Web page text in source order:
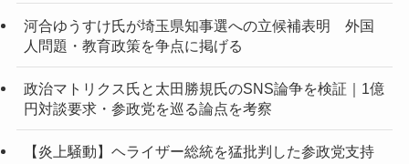
河合ゆうすけ氏が埼玉県知事選への立候補表明 外国
人問題・教育政策を争点に掲げる
政治マトリクス氏と太田勝規氏のSNS論争を検証｜1億
円対談要求・参政党を巡る論点を考察
【炎上騒動】ヘライザー総統を猛批判した参政党支持